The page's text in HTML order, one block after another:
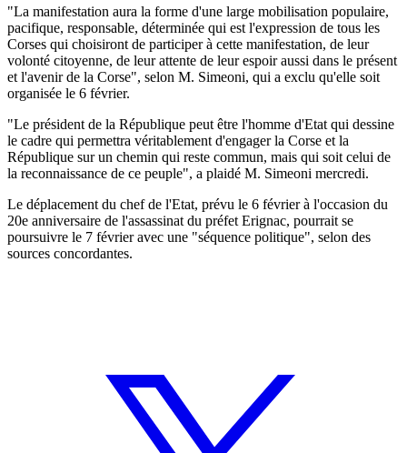
"La manifestation aura la forme d'une large mobilisation populaire,
pacifique, responsable, déterminée qui est l'expression de tous les
Corses qui choisiront de participer à cette manifestation, de leur
volonté citoyenne, de leur attente de leur espoir aussi dans le présent
et l'avenir de la Corse", selon M. Simeoni, qui a exclu qu'elle soit
organisée le 6 février.
"Le président de la République peut être l'homme d'Etat qui dessine
le cadre qui permettra véritablement d'engager la Corse et la
République sur un chemin qui reste commun, mais qui soit celui de
la reconnaissance de ce peuple", a plaidé M. Simeoni mercredi.
Le déplacement du chef de l'Etat, prévu le 6 février à l'occasion du
20e anniversaire de l'assassinat du préfet Erignac, pourrait se
poursuivre le 7 février avec une "séquence politique", selon des
sources concordantes.